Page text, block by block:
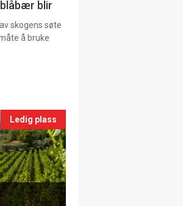
blir
skogens søte
å bruke
Ledig plass